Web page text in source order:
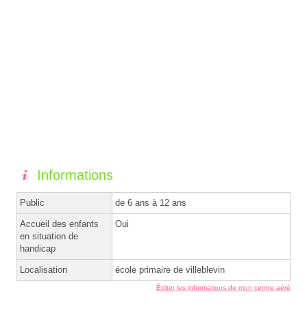
Informations
Public de 6 ans à 12 ans
Accueil des enfants
en situation de
handicap
Oui
Localisation école primaire de villeblevin
Éditer les informations de mon centre aéré